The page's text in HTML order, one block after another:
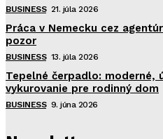
BUSINESS 21. júla 2026
Práca v Nemecku cez
pozor
BUSINESS 13. júla 2026
Tepelné čerpadlo: moderné,
vykurovanie pre rodinný dom
BUSINESS 9. júna 2026